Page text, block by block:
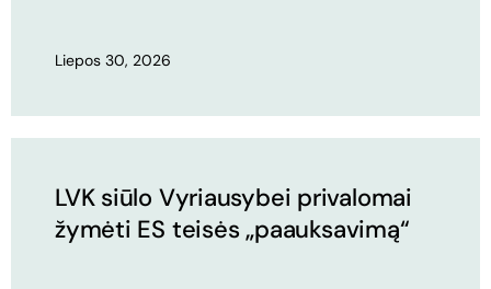
Liepos 30, 2026
LVK siūlo Vyriausybei privalomai
žymėti ES teisės „paauksavimą“